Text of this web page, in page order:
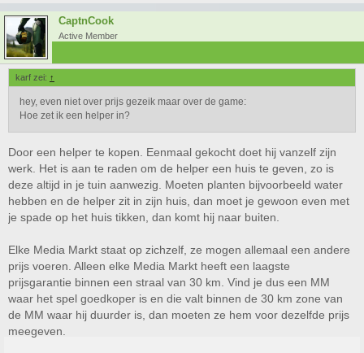
CaptnCook
Active Member
karf zei: ↑
hey, even niet over prijs gezeik maar over de game:
Hoe zet ik een helper in?
Door een helper te kopen. Eenmaal gekocht doet hij vanzelf zijn
werk. Het is aan te raden om de helper een huis te geven, zo is
deze altijd in je tuin aanwezig. Moeten planten bijvoorbeeld water
hebben en de helper zit in zijn huis, dan moet je gewoon even met
je spade op het huis tikken, dan komt hij naar buiten.
Elke Media Markt staat op zichzelf, ze mogen allemaal een andere
prijs voeren. Alleen elke Media Markt heeft een laagste
prijsgarantie binnen een straal van 30 km. Vind je dus een MM
waar het spel goedkoper is en die valt binnen de 30 km zone van
de MM waar hij duurder is, dan moeten ze hem voor dezelfde prijs
meegeven.